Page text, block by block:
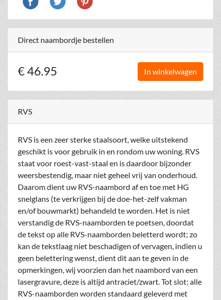
Direct naambordje bestellen
€ 46.95 In winkelwagen
RVS
RVS is een zeer sterke staalsoort, welke uitstekend
geschikt is voor gebruik in en rondom uw woning. RVS
staat voor roest-vast-staal en is daardoor bijzonder
weersbestendig, maar niet geheel vrij van onderhoud.
Daarom dient uw RVS-naambord af en toe met HG
snelglans (te verkrijgen bij de doe-het-zelf vakman
en/of bouwmarkt) behandeld te worden. Het is niet
verstandig de RVS-naamborden te poetsen, doordat
de tekst op alle RVS-naamborden beletterd wordt; zo
kan de tekstlaag niet beschadigen of vervagen, indien u
geen belettering wenst, dient dit aan te geven in de
opmerkingen, wij voorzien dan het naambord van een
lasergravure, deze is altijd antraciet/zwart. Tot slot: alle
RVS-naamborden worden standaard geleverd met